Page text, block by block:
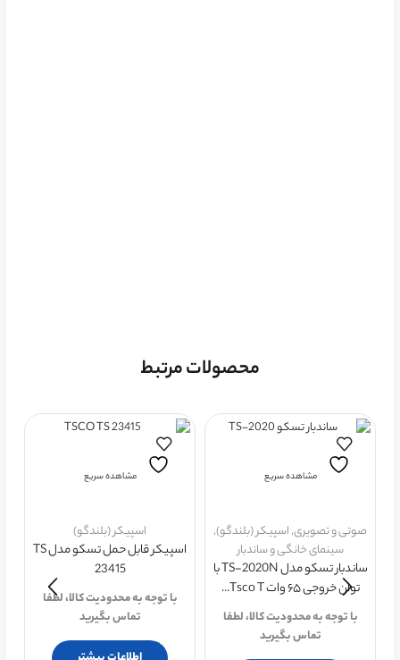
محصولات مرتبط
مشاهده سریع
صوتی و تصویری,اسپیکر (بلندگو),
سینمای خانگی و ساندبار
ساندبار تسکو مدل TS-2020N با
توان خروجی ۶۵ وات Tsco T...
با توجه به محدودیت کالا، لطفا
تماس بگیرید
مشاهده سریع
اسپیکر (بلندگو)
اسپیکر قابل حمل تسکو مدل TS
23415
با توجه به محدودیت کالا، لطفا
تماس بگیرید